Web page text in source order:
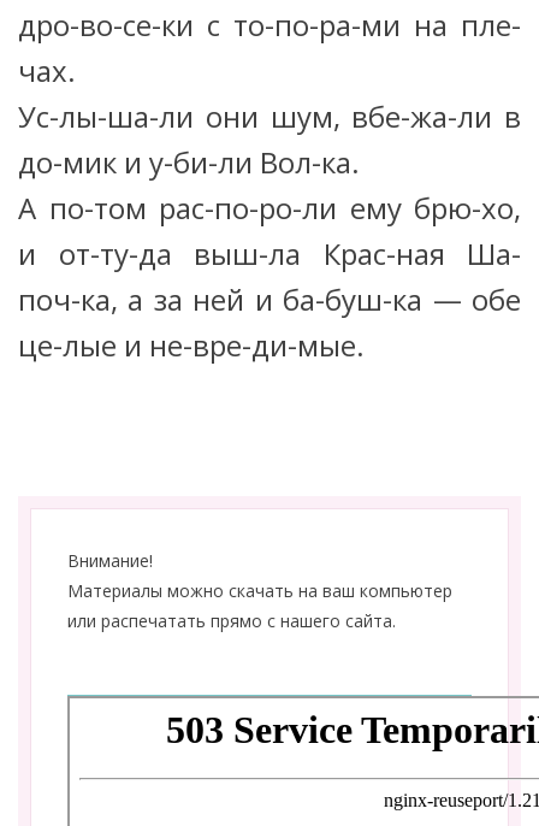
дро-во-се-ки с то-по-ра-ми на пле-
чах.
Ус-лы-ша-ли они шум, вбе-жа-ли в
до-мик и у-би-ли Вол-ка.
А по-том рас-по-ро-ли ему брю-хо,
и от-ту-да выш-ла Крас-ная Ша-
поч-ка, а за ней и ба-буш-ка — обе
це-лые и не-вре-ди-мые.
Внимание!
Материалы можно скачать на ваш компьютер
или распечатать прямо с нашего сайта.